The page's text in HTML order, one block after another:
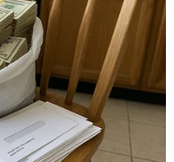
chi phí cho các hoạt
thời giúp người tiêu
tiêu, từ đó giúp xoa dịu